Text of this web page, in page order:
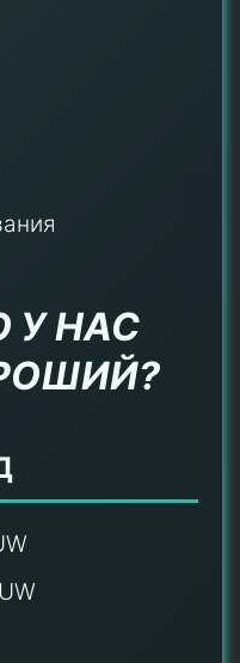
У НАС